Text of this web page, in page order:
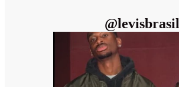
@levisbrasil